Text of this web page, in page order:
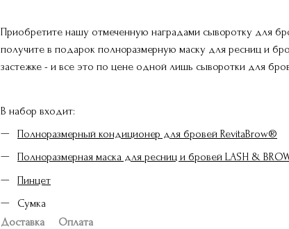
Приобретите нашу отмеченную наградами сыворотку для
получите в подарок полноразмерную маску для ресниц и
застежке - и все это по цене одной лишь сыворотки для
В набор входит:
Полноразмерный кондиционер для бровей RevitaBrow®
Полноразмерная маска для ресниц и бровей LASH &
Пинцет
Сумка
Доставка
Оплата